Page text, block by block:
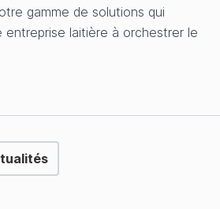
gamme de solutions qui
laitière à orchestrer le